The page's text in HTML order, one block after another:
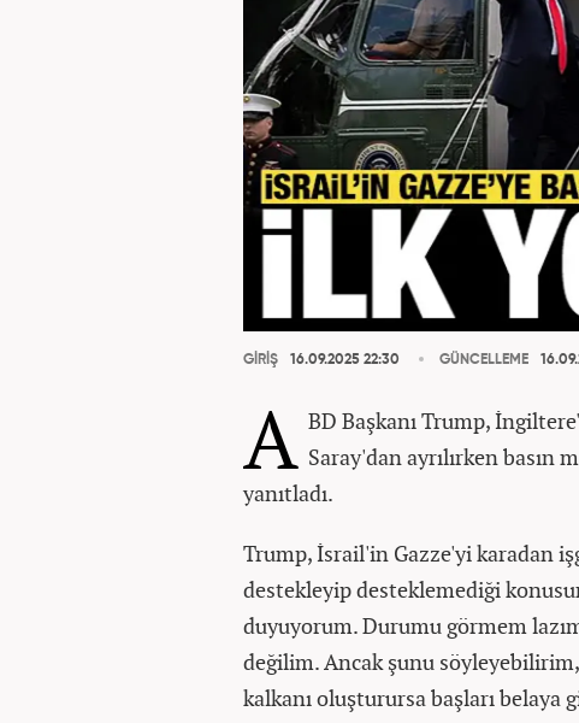
GİRİŞ 16.09.2025 22:30 GÜNCELLEME
A BD Başkanı Trump,
Saray'dan ayrılırken basın
yanıtladı.
Trump, İsrail'in Gazze'yi karadan
destekleyip desteklemediği
duyuyorum. Durumu görmem
değilim. Ancak şunu
kalkanı oluşturursa başları belaya